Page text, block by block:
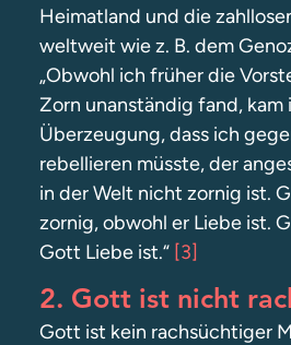
Heimatland und die
weltweit wie z. B. dem
„Obwohl ich früher die
Zorn unanständig fand, kam
Überzeugung, dass ich
rebellieren müsste, der
in der Welt nicht zornig ist.
zornig, obwohl er Liebe ist.
Gott Liebe ist.“ [3]
2. Gott ist nicht
Gott ist kein rachsüchtiger